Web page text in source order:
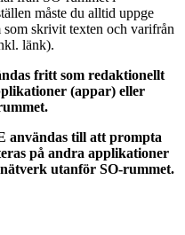
måste du alltid uppge
skrivit texten och varifrån
länk).
fritt som redaktionellt
(appar) eller
användas till att prompta
på andra applikationer
utanför SO-rummet.